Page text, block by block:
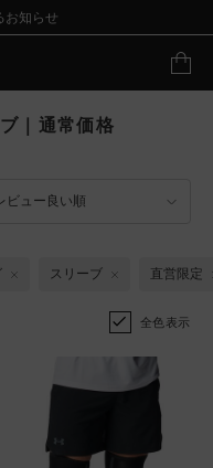
お知らせ
｜通常価格
ビュー良い順
スリーブ 直営限定
全色表示